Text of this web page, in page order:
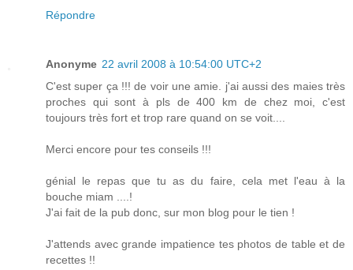
Répondre
Anonyme 22 avril 2008 à 10:54:00 UTC+2
C'est super ça !!! de voir une amie. j'ai aussi des maies très
proches qui sont à pls de 400 km de chez moi, c'est
toujours très fort et trop rare quand on se voit....
Merci encore pour tes conseils !!!
génial le repas que tu as du faire, cela met l'eau à la
bouche miam ....!
J'ai fait de la pub donc, sur mon blog pour le tien !
J'attends avec grande impatience tes photos de table et de
recettes !!